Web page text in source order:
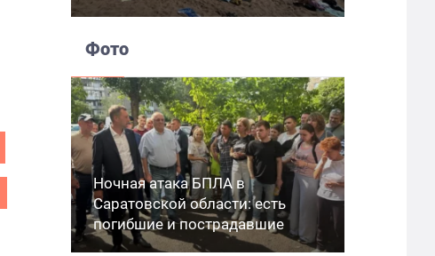
Фото
Ночная атака БПЛА в
Саратовской области: есть
погибшие и пострадавшие